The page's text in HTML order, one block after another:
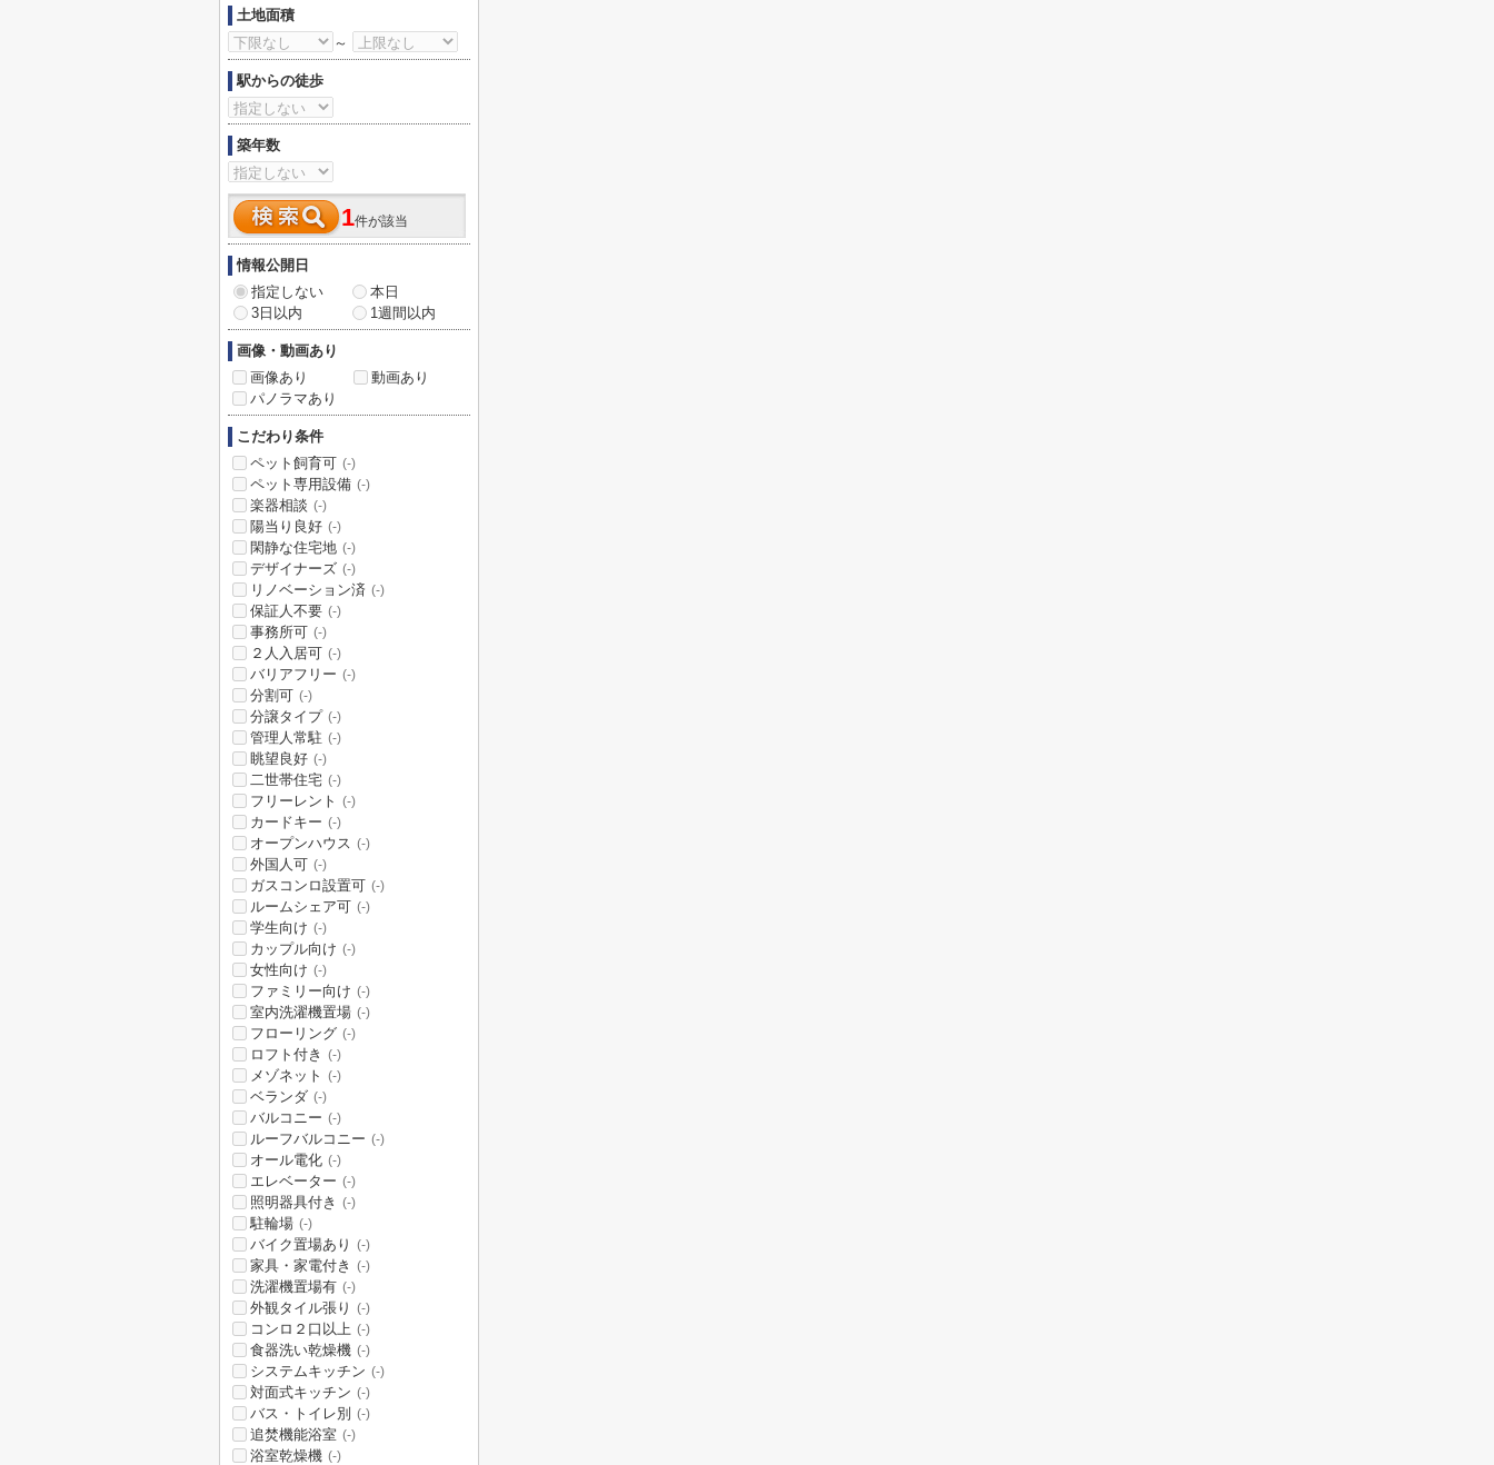
土地面積
～
駅からの徒歩
築年数
1件が該当
情報公開日
指定しない
本日
3日以内
1週間以内
画像・動画あり
画像あり
動画あり
パノラマあり
こだわり条件
ペット飼育可 (-)
ペット専用設備 (-)
楽器相談 (-)
陽当り良好 (-)
閑静な住宅地 (-)
デザイナーズ (-)
リノベーション済 (-)
保証人不要 (-)
事務所可 (-)
２人入居可 (-)
バリアフリー (-)
分割可 (-)
分譲タイプ (-)
管理人常駐 (-)
眺望良好 (-)
二世帯住宅 (-)
フリーレント (-)
カードキー (-)
オープンハウス (-)
外国人可 (-)
ガスコンロ設置可 (-)
ルームシェア可 (-)
学生向け (-)
カップル向け (-)
女性向け (-)
ファミリー向け (-)
室内洗濯機置場 (-)
フローリング (-)
ロフト付き (-)
メゾネット (-)
ベランダ (-)
バルコニー (-)
ルーフバルコニー (-)
オール電化 (-)
エレベーター (-)
照明器具付き (-)
駐輪場 (-)
バイク置場あり (-)
家具・家電付き (-)
洗濯機置場有 (-)
外観タイル張り (-)
コンロ２口以上 (-)
食器洗い乾燥機 (-)
システムキッチン (-)
対面式キッチン (-)
バス・トイレ別 (-)
追焚機能浴室 (-)
浴室乾燥機 (-)